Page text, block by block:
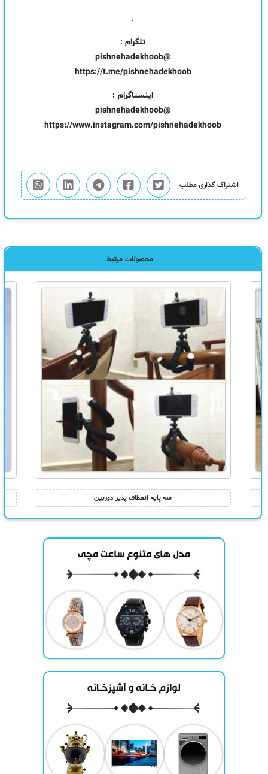
.
تلگرام :
@pishnehadekhoob
https://t.me/pishnehadekhoob
اینستاگرام :
@pishnehadekhoob
https://www.instagram.com/pishnehadekhoob
اشتراک گذاری مطلب
محصولات مرتبط
سه پایه انعطاف پذیر دوربین